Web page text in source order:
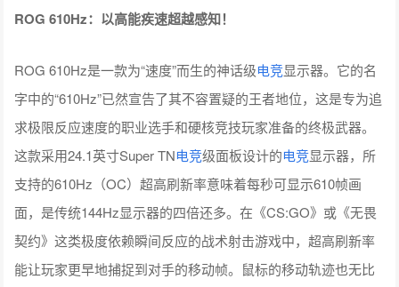
ROG 610Hz：以高能疾速超越感知！
ROG 610Hz是一款为“速度”而生的神话级电竞显示器。它的名
字中的“610Hz”已然宣告了其不容置疑的王者地位，这是专为追
求极限反应速度的职业选手和硬核竞技玩家准备的终极武器。
这款采用24.1英寸Super TN电竞级面板设计的电竞显示器，所
支持的610Hz（OC）超高刷新率意味着每秒可显示610帧画
面，是传统144Hz显示器的四倍还多。在《CS:GO》或《无畏
契约》这类极度依赖瞬间反应的战术射击游戏中，超高刷新率
能让玩家更早地捕捉到对手的移动帧。鼠标的移动轨迹也无比